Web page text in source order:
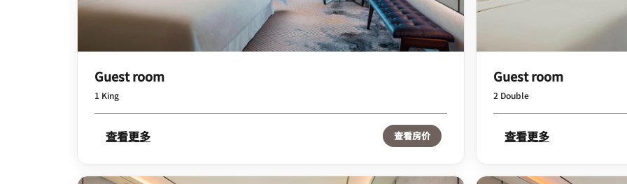
Guest room
1 King
查看更多 查看房价
Guest room
2 Double
查看更多